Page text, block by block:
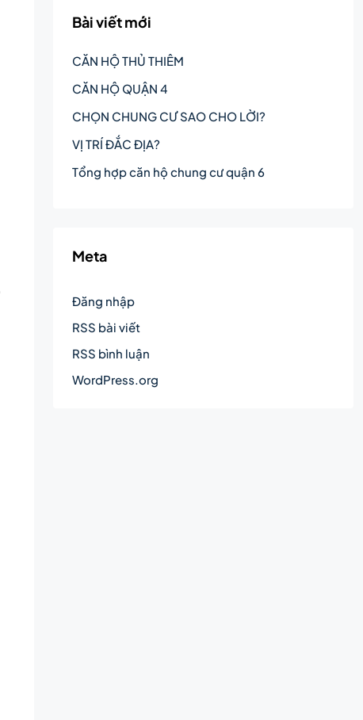
Bài viết mới
CĂN HỘ THỦ THIÊM
CĂN HỘ QUẬN 4
CHỌN CHUNG CƯ SAO CHO LỜI?
VỊ TRÍ ĐẮC ĐỊA?
Tổng hợp căn hộ chung cư quận 6
Meta
Đăng nhập
RSS bài viết
RSS bình luận
WordPress.org